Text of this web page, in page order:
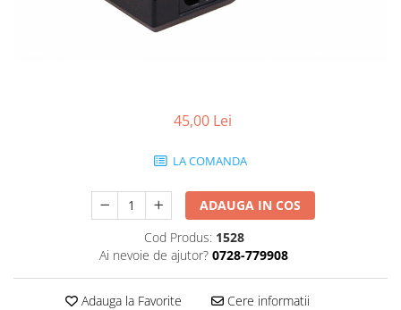
45,00 Lei
LA COMANDA
ADAUGA IN COS
Cod Produs: 1528
Ai nevoie de ajutor? 0728-779908
Adauga la Favorite Cere informatii